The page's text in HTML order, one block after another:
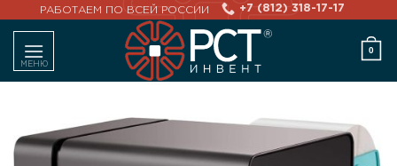
to
content
РАБОТАЕМ ПО ВСЕЙ РОССИИ +7 (812) 318-17-17
0